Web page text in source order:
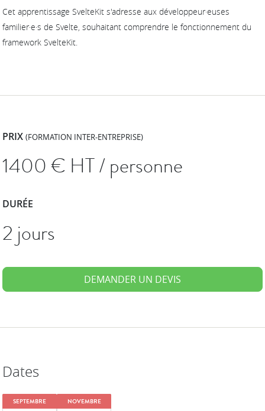
Cet apprentissage SvelteKit s'adresse aux développeur·euses
familier·e·s de Svelte, souhaitant comprendre le fonctionnement du
framework SvelteKit.
PRIX(FORMATION INTER-ENTREPRISE)
1400€ HT / personne
DURÉE
2 jours
DEMANDER UN DEVIS
Dates
SEPTEMBRE NOVEMBRE